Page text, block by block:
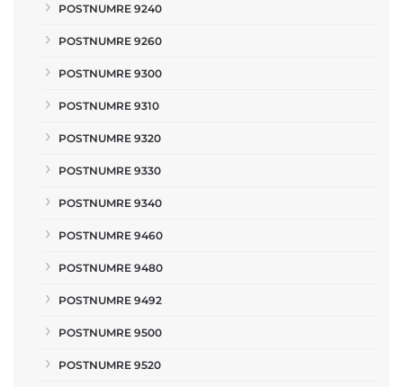
POSTNUMRE 9240
POSTNUMRE 9260
POSTNUMRE 9300
POSTNUMRE 9310
POSTNUMRE 9320
POSTNUMRE 9330
POSTNUMRE 9340
POSTNUMRE 9460
POSTNUMRE 9480
POSTNUMRE 9492
POSTNUMRE 9500
POSTNUMRE 9520